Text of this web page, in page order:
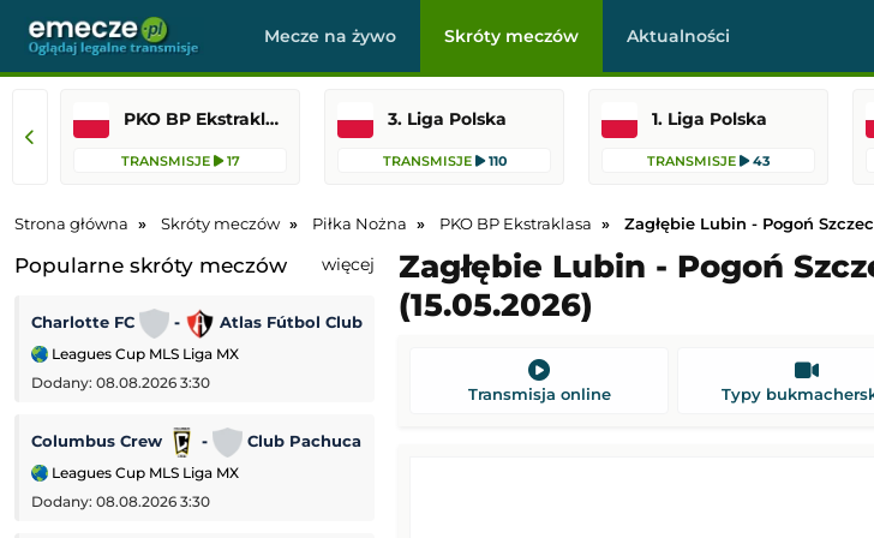
Mecze na żywo Skróty meczów Aktualności
PKO BP Ekstraklasa
TRANSMISJE 17
3. Liga Polska
TRANSMISJE 110
1. Liga Polska
TRANSMISJE 43
Strona główna Skróty meczów Piłka Nożna PKO BP Ekstraklasa Zagłębie Lubin - Pogoń
Popularne skróty meczów więcej
Charlotte FC - Atlas Fútbol Club
Leagues Cup MLS Liga MX
Dodany: 08.08.2026 3:30
Columbus Crew - Club Pachuca
Leagues Cup MLS Liga MX
Dodany: 08.08.2026 3:30
Wycombe - Stevenage
Dodany: 07.08.2026 22:45 Dodany:
Zagłębie Lubin - Pogoń
(15.05.2026)
Transmisja online Typy